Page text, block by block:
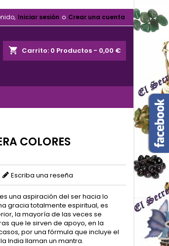
Iniciar sesión o Crear una cuenta
shopping_cart Carrito: 0 Productos - 0,00 €
COLORES
Escriba una reseña
una aspiración del ser hacia lo
gracia totalmente espiritual, es
la mayoría de las veces se
que le sirven de apoyo, en la
por una fórmula que incluye el
India llaman un mantra.